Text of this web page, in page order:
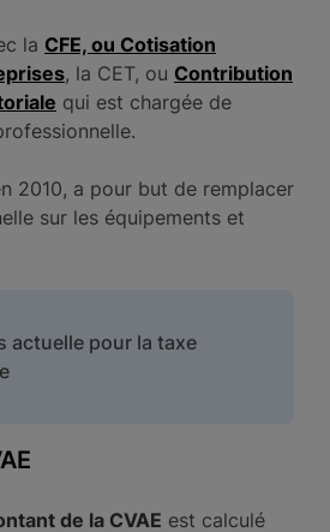
la CFE, ou Cotisation
, la CET, ou Contribution
qui est chargée de
2010, a pour but de remplacer
sur les équipements et
actuelle pour la taxe
de la CVAE est calculé